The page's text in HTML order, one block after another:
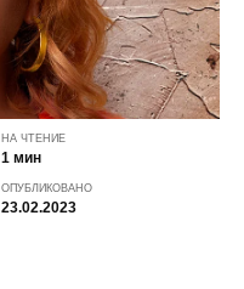
НА ЧТЕНИЕ
1 мин
ОПУБЛИКОВАНО
23.02.2023